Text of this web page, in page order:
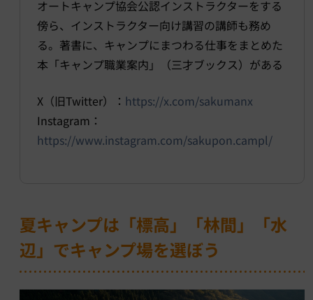
オートキャンプ協会公認インストラクターをする
傍ら、インストラクター向け講習の講師も務め
る。著書に、キャンプにまつわる仕事をまとめた
本「キャンプ職業案内」（三才ブックス）がある
X（旧Twitter）： https://x.com/sakumanx
Instagram：
https://www.instagram.com/sakupon.campl/
夏キャンプは「標高」「林間」「水
辺」でキャンプ場を選ぼう